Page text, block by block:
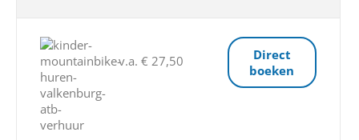
v.a. € 27,50
Direct
boeken